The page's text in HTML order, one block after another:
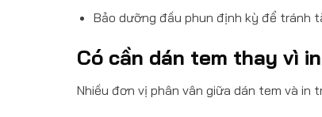
Bảo dưỡng đầu phun định kỳ để tránh
Có cần dán tem thay vì
Nhiều đơn vị phân vân giữa dán tem và